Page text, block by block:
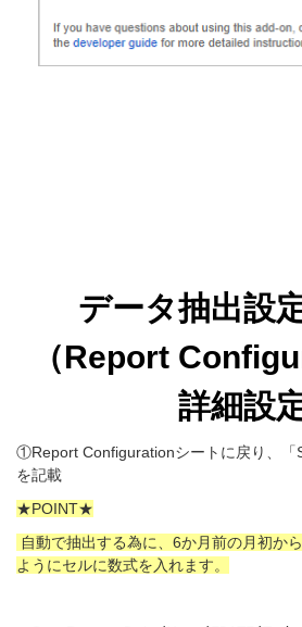
データ抽出設
（Report
詳細設
①Report Configurationシートに戻り、「
を記載
★POINT★
自動で抽出する為に、6か月前の月初か
ようにセルに数式を入れます。